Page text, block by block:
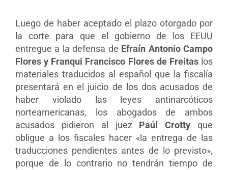
Luego de haber aceptado el plazo otorgado por
la corte para que el gobierno de los EEUU
entregue a la defensa de Efraín Antonio Campo
Flores y Franqui Francisco Flores de Freitas los
materiales traducidos al español que la fiscalía
presentará en el juicio de los dos acusados de
haber violado las leyes antinarcóticos
norteamericanas, los abogados de ambos
acusados pidieron al juez Paúl Crotty que
obligue a los fiscales hacer «la entrega de las
traducciones pendientes antes de lo previsto»,
porque de lo contrario no tendrán tiempo de